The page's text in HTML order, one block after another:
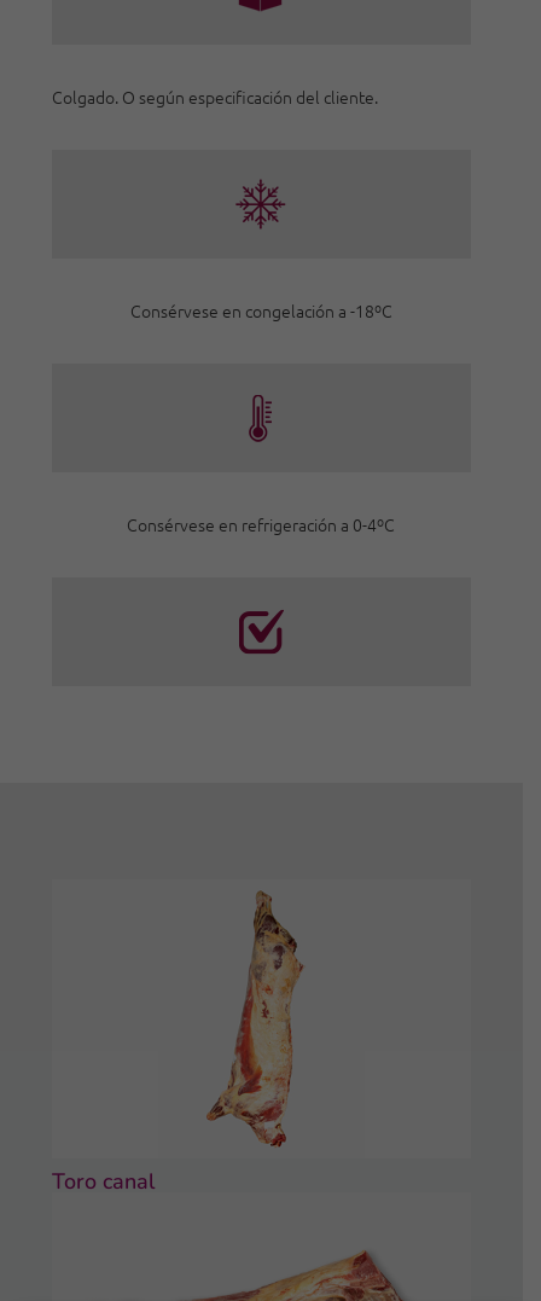
Colgado. O según especificación del cliente.
Consérvese en congelación a -18ºC
Consérvese en refrigeración a 0-4ºC
Toro canal